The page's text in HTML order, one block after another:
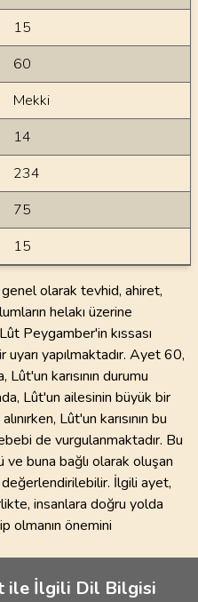
15
60
Mekki
14
234
75
15
olarak tevhid, ahiret,
helakı üzerine
Peygamber'in kıssası
yapılmaktadır. Ayet 60,
karısının durumu
Lût'un ailesinin büyük bir
Lût'un karısının bu
de vurgulanmaktadır. Bu
ve buna bağlı olarak oluşan
İlgili ayet,
insanlara doğru yolda
olmanın önemini
ile İlgili Dil Bilgisi